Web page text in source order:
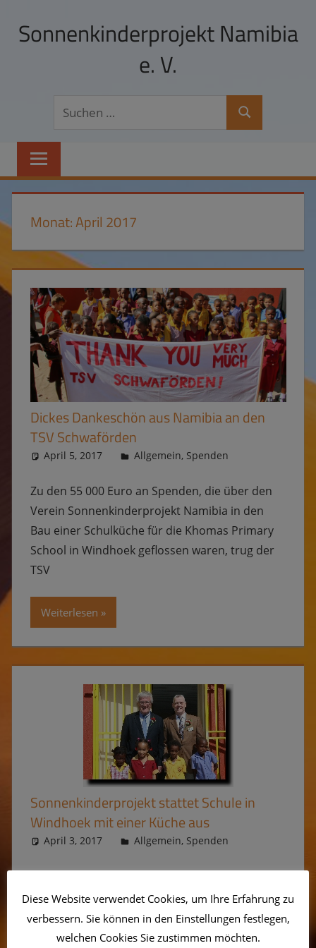
InhaltSonnenkinderprojekt Namibia
e. V.
Schulpatenschaften
in
Suchen
Suchen
Monat:April 2017
Dickes Dankeschön aus Namibia an den
TSV Schwaförden
April 5, 2017 Kevin
Allgemein, Spenden
Zu den 55 000 Euro an Spenden, die über den
Verein Sonnenkinderprojekt Namibia in den
Bau einer Schulküche für die Khomas Primary
School in Windhoek geflossen waren, trug der
TSV
Weiterlesen
Sonnenkinderprojekt stattet Schule in
Windhoek mit einer Küche aus
April 3, 2017 Kevin
Allgemein, Spenden
Schulküchen-Ausstattung für 500 Kinder: Es
sind unvorstellbare Zustände, die Arthur
Rohlfing als Vorsitzender des
Diese Website verwendet Cookies, um Ihre Erfahrung zu
verbessern. Sie können in den Einstellungen festlegen,
welchen Cookies Sie zustimmen möchten.